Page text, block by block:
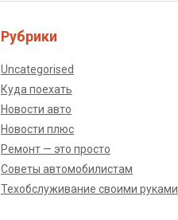
Рубрики
Uncategorised
Куда поехать
Новости авто
Новости плюс
Ремонт — это просто
Советы автомобилистам
Техобслуживание своими руками